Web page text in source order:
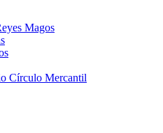
Magos
Círculo Mercantil